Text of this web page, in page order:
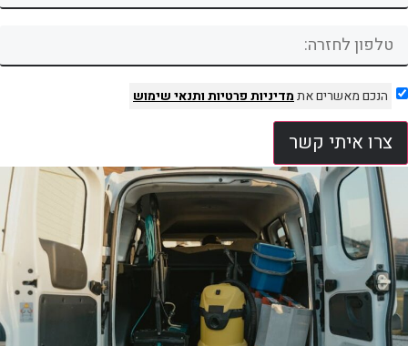
הנכם מאשרים אתמדיניות פרטיותותנאי שימוש
צרו איתי קשר